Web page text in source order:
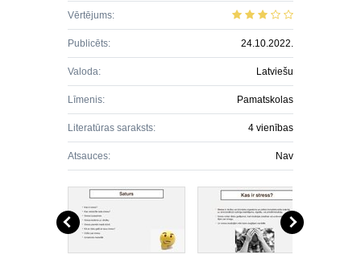
Vērtējums:
Publicēts: 24.10.2022.
Valoda: Latviešu
Līmenis: Pamatskolas
Literatūras saraksts: 4 vienības
Atsauces: Nav